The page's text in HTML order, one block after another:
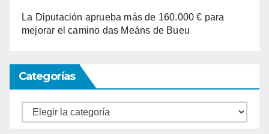
La Diputación aprueba más de 160.000 € para
mejorar el camino das Meáns de Bueu
Categorías
Categorías